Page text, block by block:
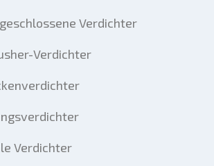
Verdichter
Verdichter
Verdichter